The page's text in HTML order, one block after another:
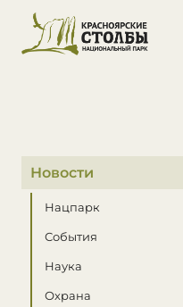
В этом разделе
Новости
Нацпарк
События
Наука
Охрана